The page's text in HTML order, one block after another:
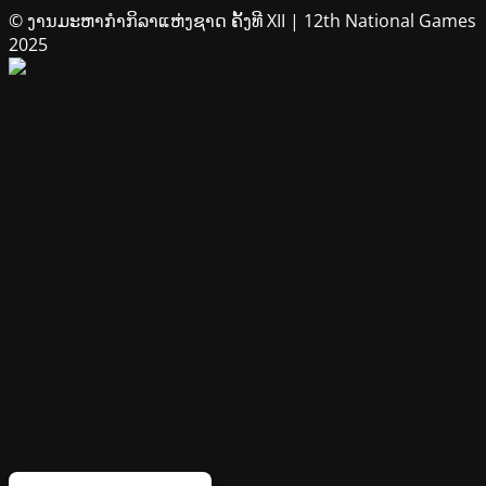
© ງານມະຫາກຳກິລາແຫ່ງຊາດ ຄັ້ງທີ XII | 12th National Games
2025